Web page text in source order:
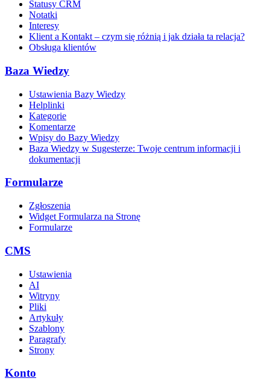
Statusy CRM
Notatki
Interesy
Klient a Kontakt – czym się różnią i jak działa ta relacja?
Obsługa klientów
Baza Wiedzy
Ustawienia Bazy Wiedzy
Helplinki
Kategorie
Komentarze
Wpisy do Bazy Wiedzy
Baza Wiedzy w Sugesterze: Twoje centrum informacji i
dokumentacji
Formularze
Zgłoszenia
Widget Formularza na Stronę
Formularze
CMS
Ustawienia
AI
Witryny
Pliki
Artykuły
Szablony
Paragrafy
Strony
Konto